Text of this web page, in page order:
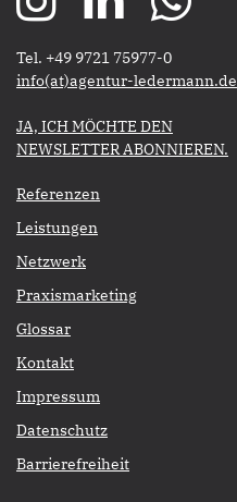
Tel. +49 9721 75977-0
​​​​​​​info(at)agentur-ledermann.de
​​​​​JA, ICH MÖCHTE DEN
NEWSLETTER ABONNIEREN.​​​​​​​
Referenzen
Leistungen
Netzwerk
Praxismarketing
Glossar
Kontakt
Impressum
Datenschutz
Barrierefreiheit